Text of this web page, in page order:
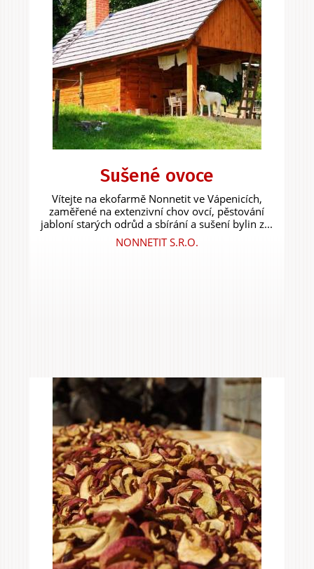
Sušené ovoce
Vítejte na ekofarmě Nonnetit ve Vápenicích,
zaměřené na extenzivní chov ovcí, pěstování
jabloní starých odrůd a sbírání a sušení bylin z...
NONNETIT S.R.O.